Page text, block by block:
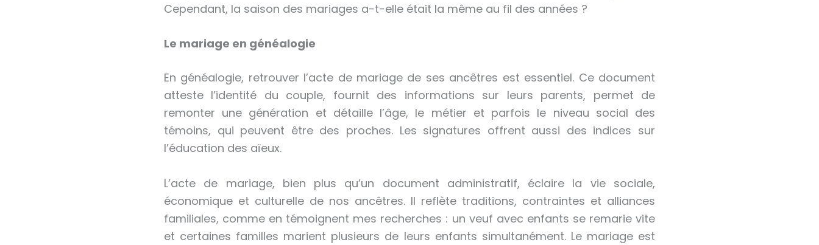
Cependant, la saison des mariages a-t-elle était la même au fil des années ?
Le mariage en généalogie
En généalogie, retrouver l’acte de mariage de ses ancêtres est essentiel. Ce document
atteste l’identité du couple, fournit des informations sur leurs parents, permet de
remonter une génération et détaille l’âge, le métier et parfois le niveau social des
témoins, qui peuvent être des proches. Les signatures offrent aussi des indices sur
l’éducation des aïeux.
L’acte de mariage, bien plus qu’un document administratif, éclaire la vie sociale,
économique et culturelle de nos ancêtres. Il reflète traditions, contraintes et alliances
familiales, comme en témoignent mes recherches : un veuf avec enfants se remarie vite
et certaines familles marient plusieurs de leurs enfants simultanément. Le mariage est